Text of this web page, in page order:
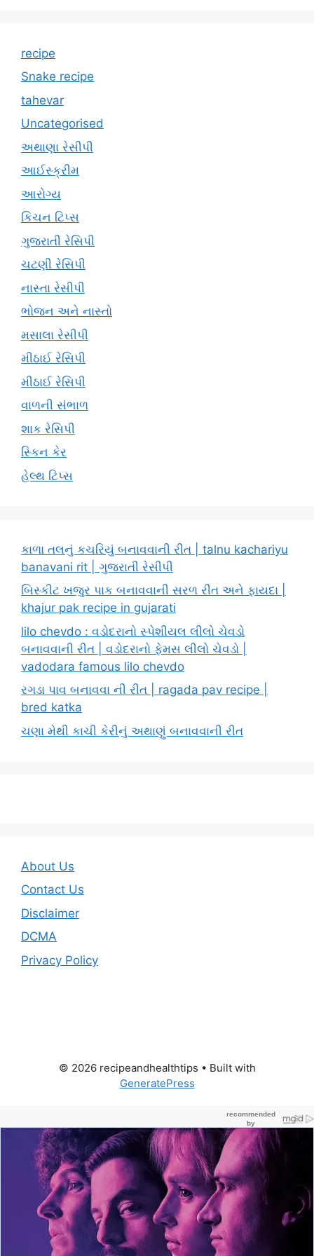
recipe
Snake recipe
tahevar
Uncategorised
અથાણા રેસીપી
આઈસ્ક્રીમ
આરોગ્ય
કિચન ટિપ્સ
ગુજરાતી રેસિપી
ચટણી રેસિપી
નાસ્તા રેસીપી
ભોજન અને નાસ્તો
મસાલા રેસીપી
મીઠાઈ રેસિપી
મીઠાઈ રેસિપી
વાળની સંભાળ
શાક રેસિપી
સ્કિન કેર
હેલ્થ ટિપ્સ
કાળા તલનું કચરિયું બનાવવાની રીત | talnu kachariyu
banavani rit | ગુજરાતી રેસીપી
બિસ્કીટ ખજુર પાક બનાવવાની સરળ રીત અને ફાયદા |
khajur pak recipe in gujarati
lilo chevdo : વડોદરાનો સ્પેશીયલ લીલો ચેવડો
બનાવવાની રીત | વડોદરાનો ફેમસ લીલો ચેવડો |
vadodara famous lilo chevdo
રગડા પાવ બનાવવા ની રીત | ragada pav recipe |
bred katka
ચણા મેથી કાચી કેરીનું અથાણું બનાવવાની રીત
About Us
Contact Us
Disclaimer
DCMA
Privacy Policy
© 2026 recipeandhealthtips • Built with
GeneratePress